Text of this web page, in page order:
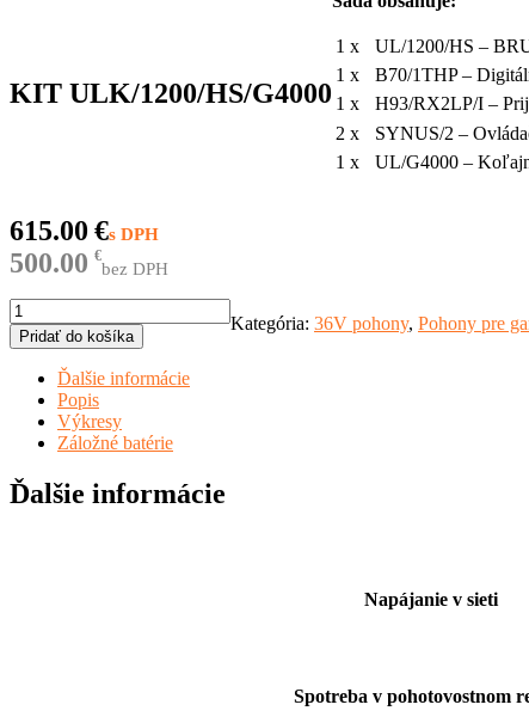
KIT ULK/1200/HS/G4000
€
615.00
€
500.00 bez DPH
1 x
UL/1200/HS –
1 x
B70/1THP –
1 x
H93/RX2LP/I –
2 x
SYNUS/2 –
1 x
UL/G4000 –
množstvo
KIT
ULK/1200/HS/G4000
Pridať do košíka
Kategória: 36V pohony, Pohony pre
Ďalšie informácie
Popis
Výkresy
Záložné batérie
Ďalšie informácie
Napájanie v sieti
Spotreba v pohotovostnom